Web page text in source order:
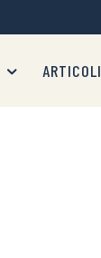
ARTICOLI